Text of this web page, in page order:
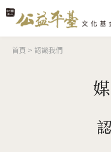
您在這裡
首頁 > 認識我們